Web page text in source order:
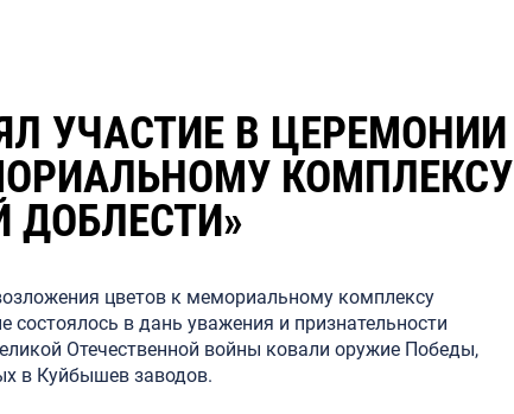
УЧАСТИЕ В ЦЕРЕМОНИИ
КОМПЛЕКСУ
ДОБЛЕСТИ»
цветов к мемориальному комплексу
в дань уважения и признательности
Отечественной войны ковали оружие Победы,
в Куйбышев заводов.